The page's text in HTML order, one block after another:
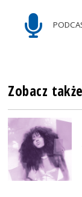
Zobacz także